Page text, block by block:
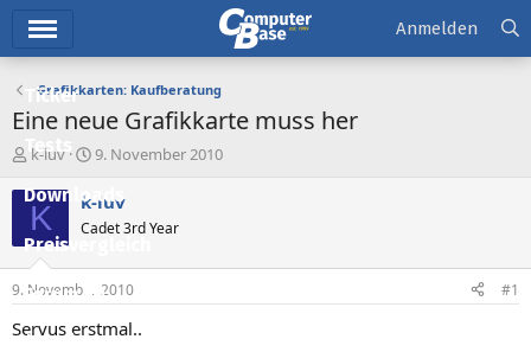
Ticker
Tests
Downloads
Preisvergleich
Forum
Aktuelles
Anmelden
Grafikkarten: Kaufberatung
Eine neue Grafikkarte muss her
E
s
e
l
e
r
k-luv
E
s
e
t
a
9. November 2010
K k-luv
Cadet 3rd Year
9. November 2010 #1
Servus erstmal..